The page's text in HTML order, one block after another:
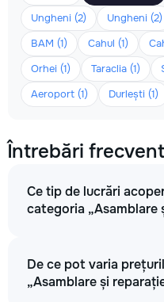
Ungheni (2)
Ungheni (2)
BAM (1)
Cahul (1)
Orhei (1)
Taraclia (1)
Aeroport (1)
Durlești (1)
Întrebări
Ce tip de lucrări
categoria „Asamblare
De ce pot varia
„Asamblare și